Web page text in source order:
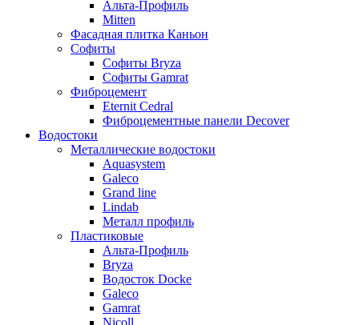
Альта-Профиль
Mitten
Фасадная плитка Каньон
Софиты
Софиты Bryza
Софиты Gamrat
Фиброцемент
Eternit Cedral
Фиброцементные панели Decover
Водостоки
Металлические водостоки
Aquasystem
Galeco
Grand line
Lindab
Металл профиль
Пластиковые
Альта-Профиль
Bryza
Водосток Docke
Galeco
Gamrat
Nicoll